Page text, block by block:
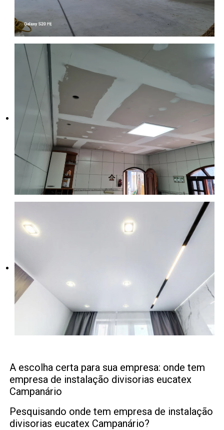
A escolha certa para sua empresa: onde tem
empresa de instalação divisorias eucatex
Campanário
Pesquisando onde tem empresa de instalação
divisorias eucatex Campanário?